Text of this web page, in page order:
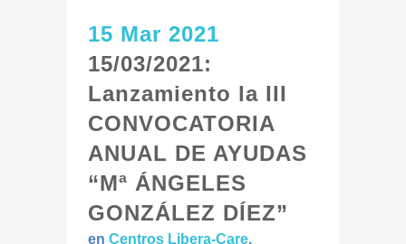
15 Mar 2021
15/03/2021:
Lanzamiento la III
CONVOCATORIA
ANUAL DE AYUDAS
“Mª ÁNGELES
GONZÁLEZ DÍEZ”
en Centros Libera-Care,